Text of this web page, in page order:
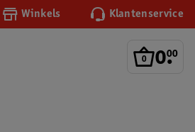
Winkels Klantenservice
0.
00